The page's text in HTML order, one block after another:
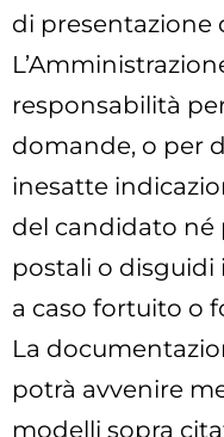
di presentazione
responsabilità
domande, o per
inesatte
del candidato né
postali o
a caso fortuito o
La
potrà avvenire
modelli sopra